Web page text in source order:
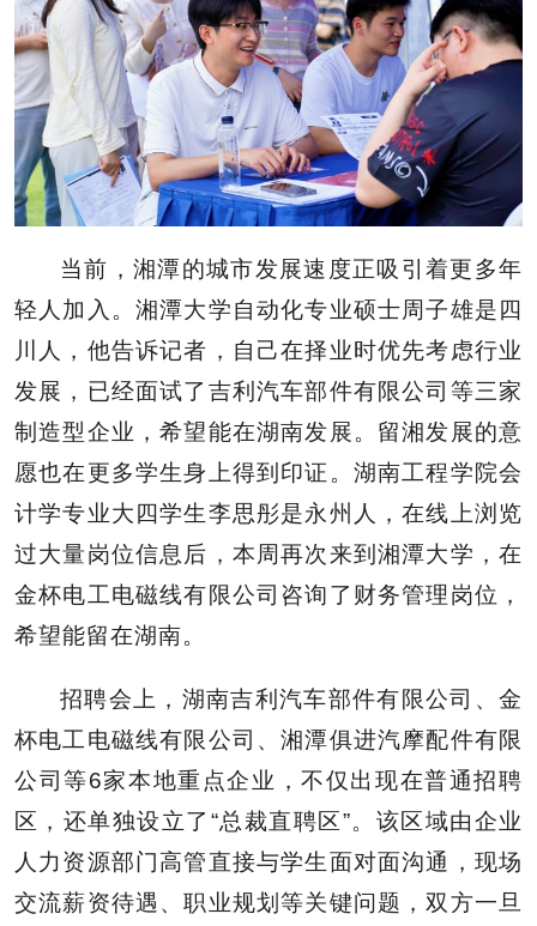
当前，湘潭的城市发展速度正吸引着更多年
轻人加入。湘潭大学自动化专业硕士周子雄是四
川人，他告诉记者，自己在择业时优先考虑行业
发展，已经面试了吉利汽车部件有限公司等三家
制造型企业，希望能在湖南发展。留湘发展的意
愿也在更多学生身上得到印证。湖南工程学院会
计学专业大四学生李思彤是永州人，在线上浏览
过大量岗位信息后，本周再次来到湘潭大学，在
金杯电工电磁线有限公司咨询了财务管理岗位，
希望能留在湖南。
招聘会上，湖南吉利汽车部件有限公司、金
杯电工电磁线有限公司、湘潭俱进汽摩配件有限
公司等6家本地重点企业，不仅出现在普通招聘
区，还单独设立了“总裁直聘区”。该区域由企业
人力资源部门高管直接与学生面对面沟通，现场
交流薪资待遇、职业规划等关键问题，双方一旦